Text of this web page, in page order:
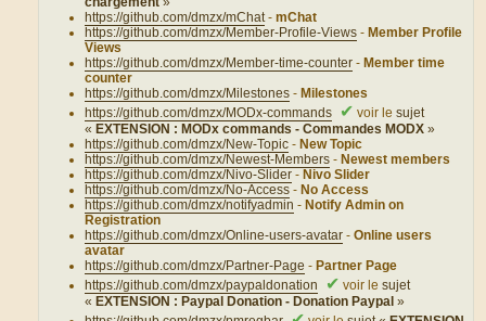
https://github.com/dmzx/mChat -mChat
https://github.com/dmzx/Member-Profile-Views -Member Profile
Views
https://github.com/dmzx/Member-time-counter -Member time
counter
https://github.com/dmzx/Milestones -Milestones
https://github.com/dmzx/MODx-commands
✔ voir lesujet
« EXTENSION : MODx commands - Commandes MODX»
https://github.com/dmzx/New-Topic -New Topic
https://github.com/dmzx/Newest-Members -Newest members
https://github.com/dmzx/Nivo-Slider -Nivo Slider
https://github.com/dmzx/No-Access -No Access
https://github.com/dmzx/notifyadmin -Notify Admin on
Registration
https://github.com/dmzx/Online-users-avatar -Online users
avatar
https://github.com/dmzx/Partner-Page -Partner Page
https://github.com/dmzx/paypaldonation
✔ voir lesujet
« EXTENSION : Paypal Donation - Donation Paypal»